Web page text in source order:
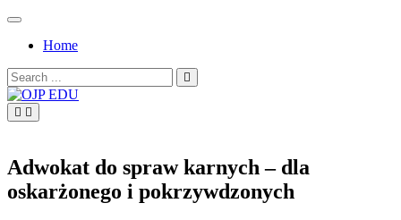
Skip
contentHome
Search
for:
Adwokat do spraw karnych – dla
oskarżonego i pokrzywdzonych